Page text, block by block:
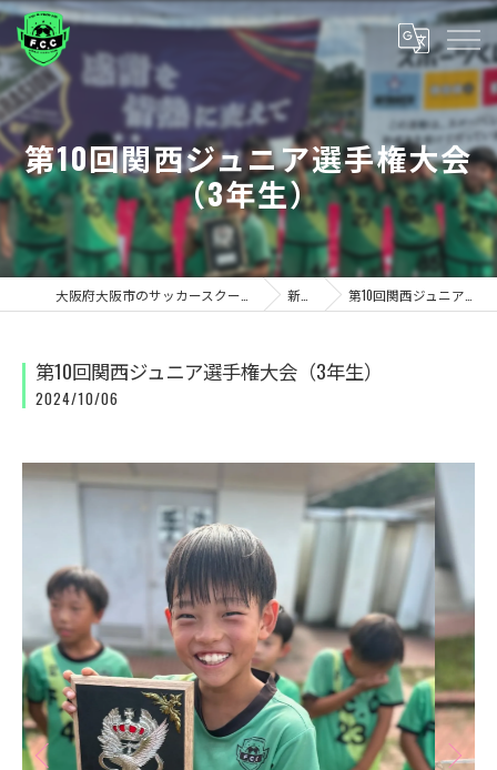
第10回関西ジュニア選手権大会
（3年生）
新着情報 第10回関西ジュニア選手権大会（3年生）
第10回関西ジュニア選手権大会（3年生）
2024/10/06